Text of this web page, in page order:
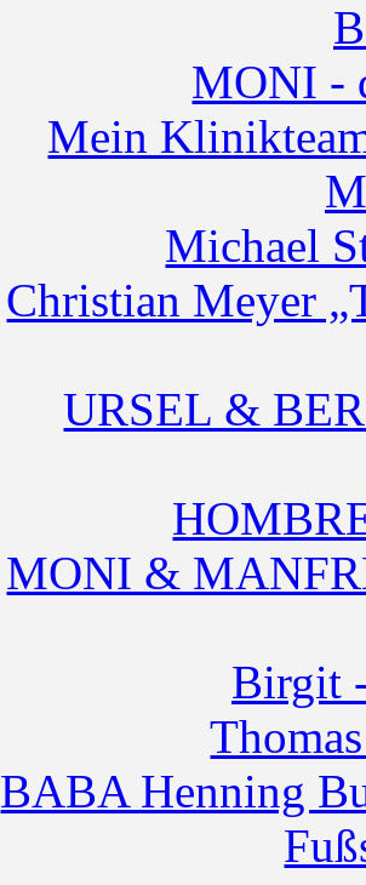
MONI -
Mein
Michael
Christian Meyer
URSEL &
MONI &
Birgit
BABA Henning